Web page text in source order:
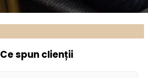
Ce spun clienții